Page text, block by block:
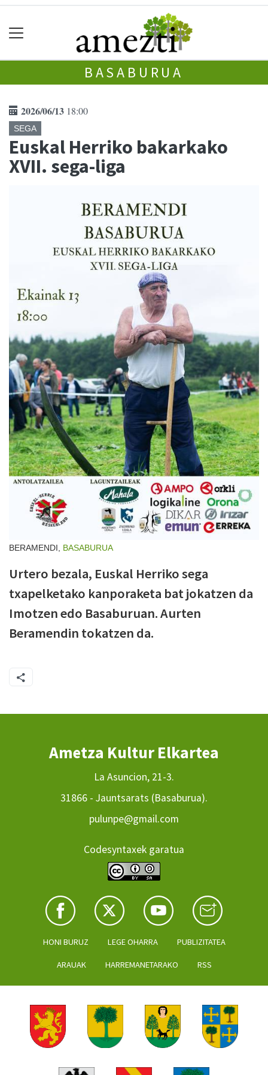
BASABURUA
2026/06/13 18:00
SEGA
Euskal Herriko bakarkako
XVII. sega-liga
BERAMENDI, BASABURUA
Urtero bezala, Euskal Herriko sega
txapelketako kanporaketa bat jokatzen da
Imotzen edo Basaburuan. Aurten
Beramendin tokatzen da.
Ametza Kultur Elkartea
La Asuncion, 21-3.
31866 - Jauntsarats (Basaburua).
pulunpe@gmail.com
Codesyntaxek garatua
HONI BURUZ LEGE OHARRA PUBLIZITATEA
ARAUAK HARREMANETARAKO RSS